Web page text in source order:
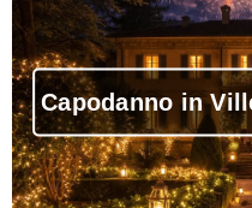
Capodanno in